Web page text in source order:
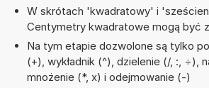
W skrótach 'kwadratowy' i
Centymetry kwadratowe mogą być
Na tym etapie dozwolone są tylko
(+), wykładnik (^), dzielenie (/, :, ÷),
mnożenie (*, x) i odejmowanie (-)